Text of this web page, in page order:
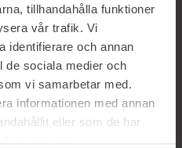
tillhandahålla funktioner
vår trafik. Vi
identifierare och annan
de sociala medier och
vi samarbetar med.
informationen med annan
eller som de har
tjänster.